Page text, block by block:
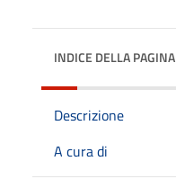
INDICE DELLA PAGINA
Descrizione
A cura di